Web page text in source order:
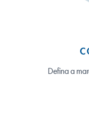
Defina a